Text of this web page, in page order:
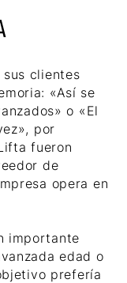
clientes
«Así se
o «El
por
fueron
de
opera en
importante
edad o
prefería